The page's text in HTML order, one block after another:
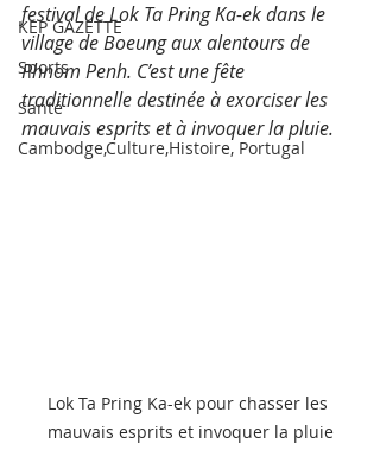
KEP GAZETTE
Sports
Santé
Cambodge,Culture,Histoire, Portugal
festival de Lok Ta Pring Ka-ek dans le
village de Boeung aux alentours de
Phnom Penh. C’est une fête
traditionnelle destinée à exorciser les
mauvais esprits et à invoquer la pluie.
Lok Ta Pring Ka-ek pour chasser les
mauvais esprits et invoquer la pluie